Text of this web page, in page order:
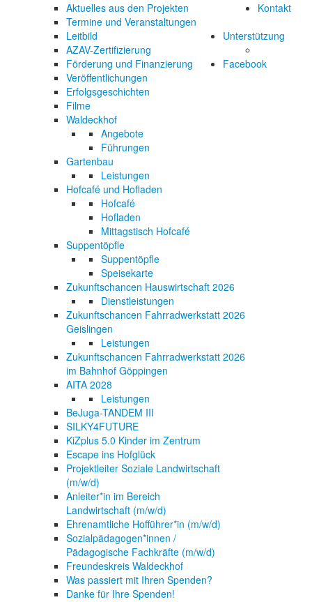
Aktuelles aus den Projekten
Termine und Veranstaltungen
Leitbild
AZAV-Zertifizierung
Förderung und Finanzierung
Veröffentlichungen
Erfolgsgeschichten
Filme
Waldeckhof
Angebote
Führungen
Gartenbau
Leistungen
Hofcafé und Hofladen
Hofcafé
Hofladen
Mittagstisch Hofcafé
Suppentöpfle
Suppentöpfle
Speisekarte
Zukunftschancen Hauswirtschaft 2026
Dienstleistungen
Zukunftschancen Fahrradwerkstatt 2026
Geislingen
Leistungen
Zukunftschancen Fahrradwerkstatt 2026
im Bahnhof Göppingen
AITA 2028
Leistungen
BeJuga-TANDEM III
SILKY4FUTURE
KiZplus 5.0 Kinder im Zentrum
Escape ins Hofglück
Projektleiter Soziale Landwirtschaft
(m/w/d)
Anleiter*in im Bereich
Landwirtschaft (m/w/d)
Ehrenamtliche Hofführer*in (m/w/d)
Sozialpädagogen*innen /
Pädagogische Fachkräfte (m/w/d)
Kontakt
Unterstützung
Freundeskreis Waldeckhof
Was passiert mit Ihren Spenden?
Danke für Ihre Spenden!
Facebook